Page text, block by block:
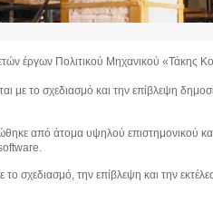
έργων Πολιτικού Μηχανικού «Τάκης
με το σχεδιασμό και την επίβλεψη
από άτομα υψηλού επιστημονικού
σχεδιασμό, την επίβλεψη και την